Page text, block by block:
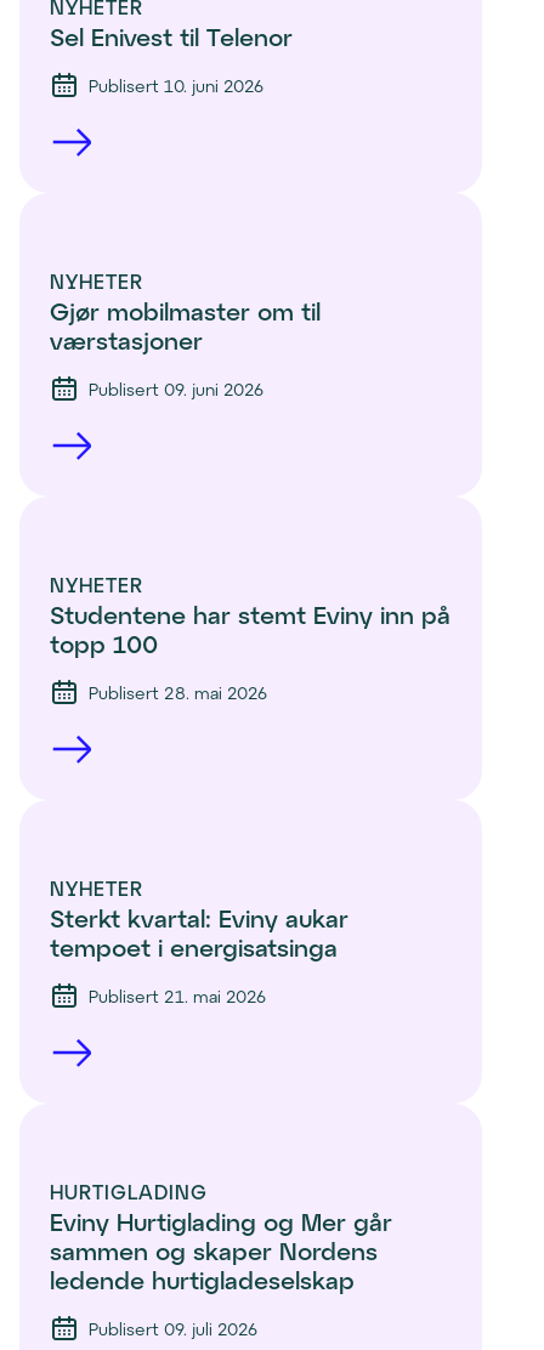
NYHETER
Sel Enivest til Telenor
Publisert 10. juni 2026
NYHETER
Gjør mobilmaster om til
værstasjoner
Publisert 09. juni 2026
NYHETER
Studentene har stemt Eviny inn på
topp 100
Publisert 28. mai 2026
NYHETER
Sterkt kvartal: Eviny aukar
tempoet i energisatsinga
Publisert 21. mai 2026
HURTIGLADING
Eviny Hurtiglading og Mer går
sammen og skaper Nordens
ledende hurtigladeselskap
Publisert 09. juli 2026